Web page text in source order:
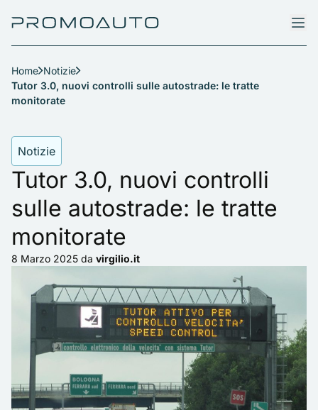
Home Notizie
Tutor 3.0, nuovi controlli sulle autostrade: le tratte
monitorate
Notizie
Tutor 3.0, nuovi controlli
sulle autostrade: le tratte
monitorate
8 Marzo 2025 da virgilio.it